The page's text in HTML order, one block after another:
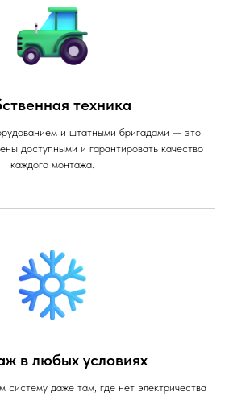
техника
и штатными бригадами — это
доступными и гарантировать качество
каждого монтажа.
в любых условиях
систему даже там, где нет электричества